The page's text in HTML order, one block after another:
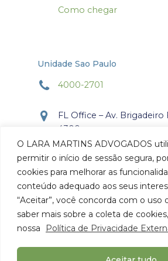
O LARA MARTINS ADVOGADOS
permitir o início de sessão segura,
cookies para melhorar as
conteúdo adequado aos seus
“Aceitar”, você concorda com o uso
saber mais sobre a coleta de
nossa
Política de Privacidade
Como chegar
Unidade Sao Paulo
4000-2701
FL Office – Av. Brigadeiro
4300
Torre Office – Sala 804
Itaim Bibi, São Paulo, SP.
CEP: 04.538-132
Como chegar